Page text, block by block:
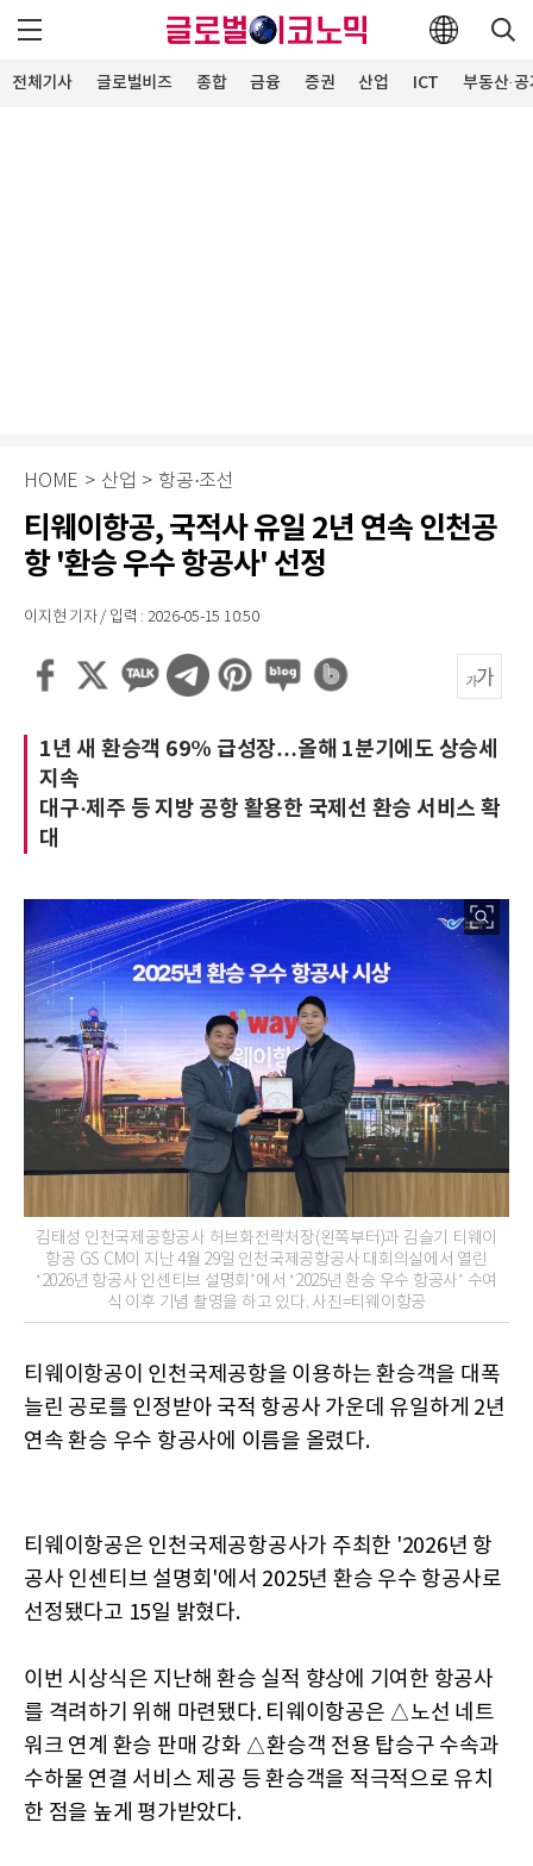
전체기사 글로벌비즈 종합 금융 증권 산업 ICT 부동산·
HOME > 산업 > 항공·조선
티웨이항공, 국적사 유일 2년 연속 인천공
항 '환승 우수 항공사' 선정
이지현 기자 / 입력 : 2026-05-15 10:50
1년 새 환승객 69% 급성장…올해 1분기에도 상승세
지속
대구·제주 등 지방 공항 활용한 국제선 환승 서비스 확
대
김태성 인천국제공항공사 허브화전략처장(왼쪽부터)과 김슬기 티웨이
항공 GS CM이 지난 4월 29일 인천국제공항공사 대회의실에서 열린
‘2026년 항공사 인센티브 설명회’에서 ‘2025년 환승 우수 항공사’ 수여
식 이후 기념 촬영을 하고 있다. 사진=티웨이항공
티웨이항공이 인천국제공항을 이용하는 환승객을 대폭
늘린 공로를 인정받아 국적 항공사 가운데 유일하게 2년
연속 환승 우수 항공사에 이름을 올렸다.
티웨이항공은 인천국제공항공사가 주최한 '2026년 항
공사 인센티브 설명회'에서 2025년 환승 우수 항공사로
선정됐다고 15일 밝혔다.
이번 시상식은 지난해 환승 실적 향상에 기여한 항공사
를 격려하기 위해 마련됐다. 티웨이항공은 △노선 네트
워크 연계 환승 판매 강화 △환승객 전용 탑승구 수속과
수하물 연결 서비스 제공 등 환승객을 적극적으로 유치
한 점을 높게 평가받았다.